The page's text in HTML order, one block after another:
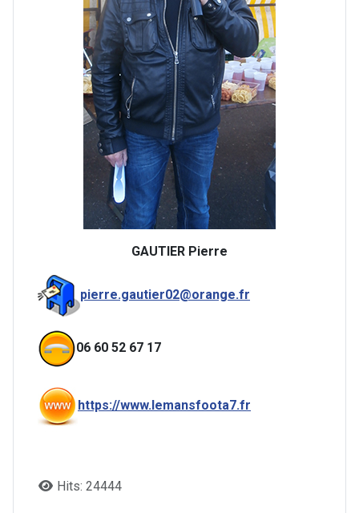
GAUTIER Pierre
pierre.gautier02@orange.fr
06 60 52 67 17
https://www.lemansfoota7.fr
Hits: 24444